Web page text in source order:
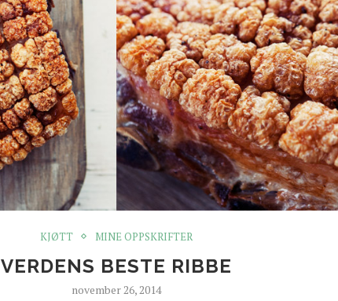
KJØTT MINE OPPSKRIFTER
VERDENS BESTE RIBBE
november 26, 2014